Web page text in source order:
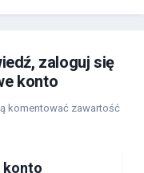
zaloguj się
konto
komentować zawartość
konto